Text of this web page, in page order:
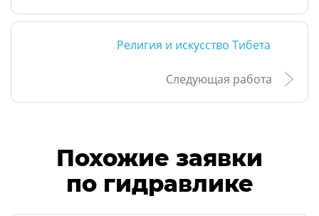
Религия и искусство Тибета
Следующая работа
Похожие заявки
по гидравлике